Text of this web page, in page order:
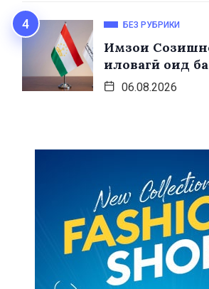
БЕЗ РУБРИКИ
Имзои
иловагӣ оид
06.08.2026